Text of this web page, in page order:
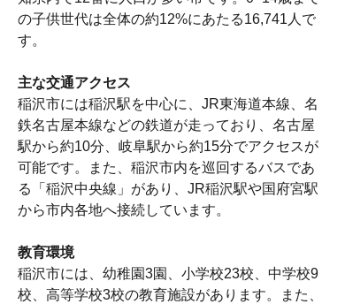
の子供世代は全体の約12%にあたる16,741人で
す。
主な交通アクセス
稲沢市には稲沢駅を中心に、JR東海道本線、名
鉄名古屋本線などの鉄道が走っており、名古屋
駅から約10分、岐阜駅から約15分でアクセスが
可能です。また、稲沢市内を巡回するバスであ
る「稲沢中央線」があり、JR稲沢駅や国府宮駅
から市内各地へ接続しています。
教育環境
稲沢市には、幼稚園3園、小学校23校、中学校9
校、高等学校3校の教育施設があります。また、